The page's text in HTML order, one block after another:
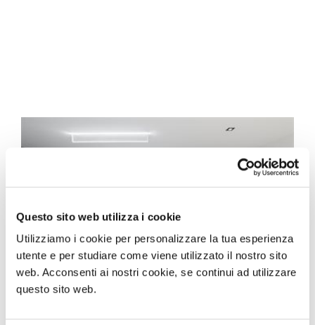
Questo sito web utilizza i cookie
Utilizziamo i cookie per personalizzare la tua esperienza
utente e per studiare come viene utilizzato il nostro sito
web. Acconsenti ai nostri cookie, se continui ad utilizzare
questo sito web.